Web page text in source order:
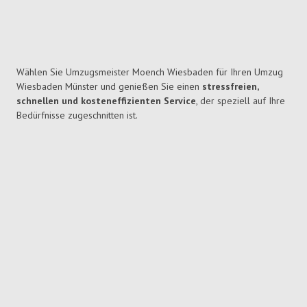
Wählen Sie Umzugsmeister Moench Wiesbaden für Ihren Umzug
Wiesbaden Münster und genießen Sie einen stressfreien,
schnellen und kosteneffizienten Service, der speziell auf Ihre
Bedürfnisse zugeschnitten ist.